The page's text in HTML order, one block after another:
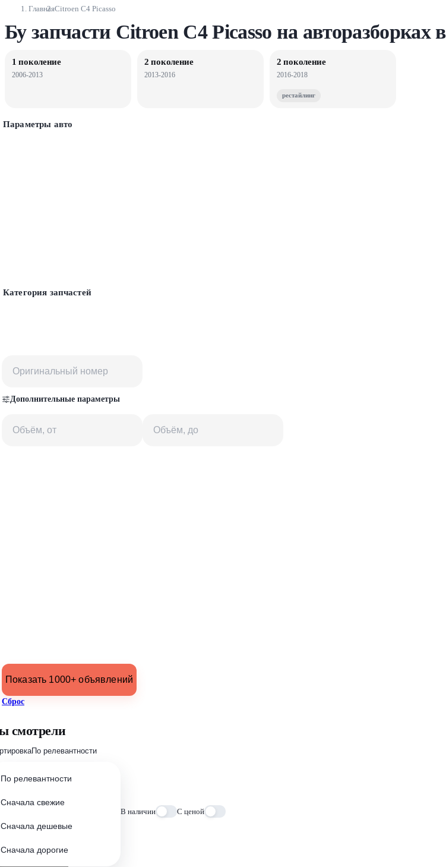
ГлавнаяCitroen C4 Picasso
Бу запчасти Citroen C4 Picasso на
1 поколение
2006-2013
2 поколение
2013-2016
2 поколение
2016-2018
рестайлинг
Параметры авто
Категория запчастей
Дополнительные параметры
Показать 1000+ объявлений
Сброс
смотрели
По релевантности
По релевантности
Сначала свежие
Сначала дешевые
Сначала дорогие
В наличии С ценой